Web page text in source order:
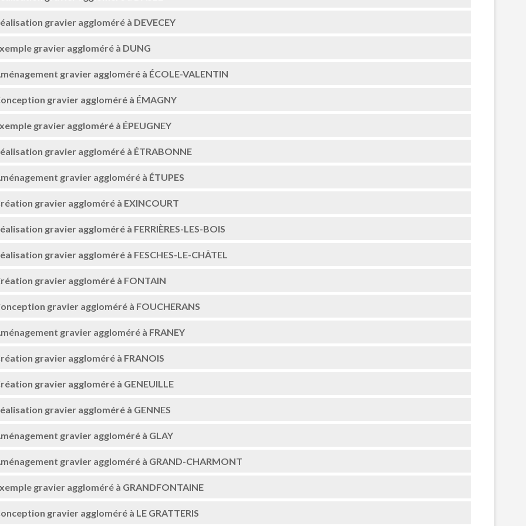
gravier aggloméré à DEVECEY
gravier aggloméré à DUNG
gravier aggloméré à ÉCOLE-VALENTIN
gravier aggloméré à ÉMAGNY
gravier aggloméré à ÉPEUGNEY
gravier aggloméré à ÉTRABONNE
gravier aggloméré à ÉTUPES
gravier aggloméré à EXINCOURT
gravier aggloméré à FERRIÈRES-LES-BOIS
gravier aggloméré à FESCHES-LE-CHÂTEL
gravier aggloméré à FONTAIN
gravier aggloméré à FOUCHERANS
gravier aggloméré à FRANEY
gravier aggloméré à FRANOIS
gravier aggloméré à GENEUILLE
gravier aggloméré à GENNES
gravier aggloméré à GLAY
gravier aggloméré à GRAND-CHARMONT
gravier aggloméré à GRANDFONTAINE
gravier aggloméré à LE GRATTERIS